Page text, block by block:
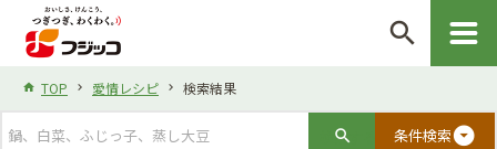
search
TOP 愛情レシピ 検索結果
条件検索arrow_drop_down_circle